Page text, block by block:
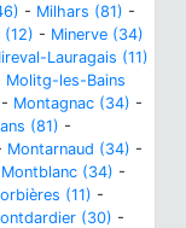
- Milhars (81) -
(12) - Minerve (34)
Lauragais (11)
Molitg-les-Bains
- Montagnac (34) -
(81) -
Montarnaud (34) -
Montblanc (34) -
(11) -
(30) -